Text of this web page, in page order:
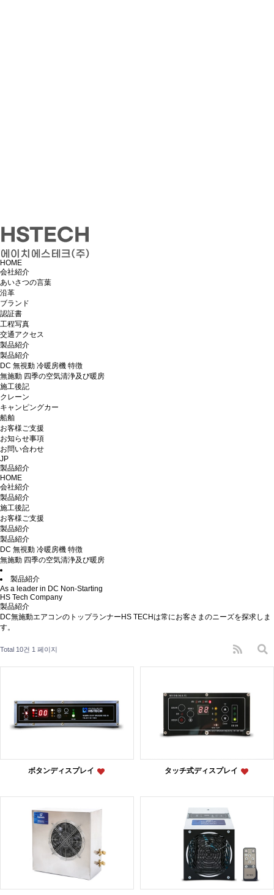
HOME
会社紹介
あいさつの言葉
沿革
ブランド
認証書
工程写真
交通アクセス
製品紹介
製品紹介
DC 無視動 冷暖房機 特徴
無施動 四季の空気清浄及び暖房
施工後記
クレーン
キャンピングカー
船舶
お客様ご支援
お知らせ事項
お問い合わせ
JP
製品紹介
HOME
会社紹介
製品紹介
施工後記
お客様ご支援
製品紹介
製品紹介
DC 無視動 冷暖房機 特徴
無施動 四季の空気清浄及び暖房
製品紹介
As a leader in DC Non-Starting
HS Tech Company
製品紹介
DC無施動エアコンのトップランナーHS TECHは常にお客さまのニーズを探求しま
す。
Total 10건 1 페이지
ボタンディスプレイ タッチ式ディスプレイ